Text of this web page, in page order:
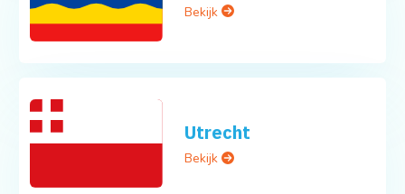
Bekijk
Utrecht
Bekijk